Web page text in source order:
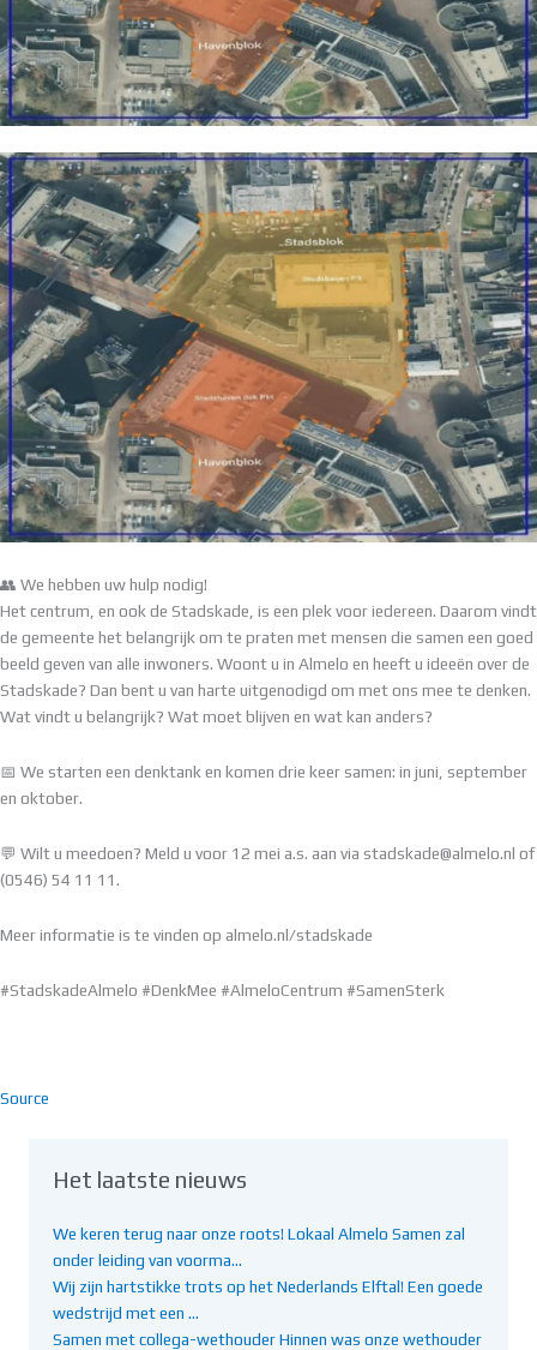
👥 We hebben uw hulp nodig!
Het centrum, en ook de Stadskade, is een plek voor iedereen. Daarom vindt
de gemeente het belangrijk om te praten met mensen die samen een goed
beeld geven van alle inwoners. Woont u in Almelo en heeft u ideeën over de
Stadskade? Dan bent u van harte uitgenodigd om met ons mee te denken.
Wat vindt u belangrijk? Wat moet blijven en wat kan anders?
📅 We starten een denktank en komen drie keer samen: in juni, september
en oktober.
💬 Wilt u meedoen? Meld u voor 12 mei a.s. aan via stadskade@almelo.nl of
(0546) 54 11 11.
Meer informatie is te vinden op almelo.nl/stadskade
#StadskadeAlmelo #DenkMee #AlmeloCentrum #SamenSterk
Source
Het laatste nieuws
We keren terug naar onze roots! Lokaal Almelo Samen zal
onder leiding van voorma…
Wij zijn hartstikke trots op het Nederlands Elftal! Een goede
wedstrijd met een …
Samen met collega-wethouder Hinnen was onze wethouder